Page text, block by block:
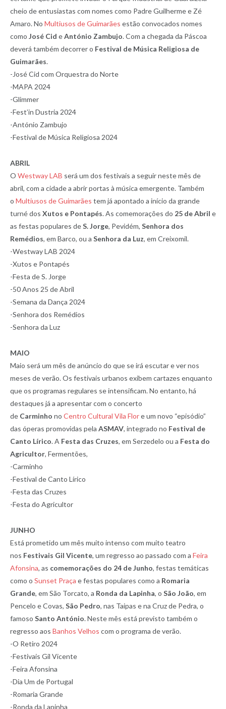
cheio de entusiastas com nomes como Padre Guilherme e Zé
Amaro. No Multiusos de Guimarães estão convocados nomes
como José Cid eAntónio Zambujo. Com a chegada da Páscoa
deverá também decorrer o Festival de Música Religiosa de
Guimarães.
-José Cid com Orquestra do Norte
-MAPA 2024
-Glimmer
-Fest’in Dustria 2024
-António Zambujo
-Festival de Música Religiosa 2024
ABRIL
O Westway LAB será um dos festivais a seguir neste mês de
abril, com a cidade a abrir portas à música emergente. Também
o Multiusos de Guimarães tem já apontado a início da grande
turné dos Xutos e Pontapés. As comemorações do 25 de Abril e
as festas populares deS. Jorge, Pevidém, Senhora dos
Remédios, em Barco, ou a Senhora da Luz, em Creixomil.
-Westway LAB 2024
-Xutos e Pontapés
-Festa de S. Jorge
-50 Anos 25 de Abril
-Semana da Dança 2024
-Senhora dos Remédios
-Senhora da Luz
MAIO
Maio será um mês de anúncio do que se irá escutar e ver nos
meses de verão. Os festivais urbanos exibem cartazes enquanto
que os programas regulares se intensificam. No entanto, há
destaques já a apresentar com o concerto
de Carminho no Centro Cultural Vila Flore um novo “episódio”
das óperas promovidas pela ASMAV, integrado no Festival de
Canto Lírico. A Festa das Cruzes, em Serzedelo ou a Festa do
Agricultor, Fermentões,
-Carminho
-Festival de Canto Lírico
-Festa das Cruzes
-Festa do Agricultor
JUNHO
Está prometido um mês muito intenso com muito teatro
nos Festivais Gil Vicente, um regresso ao passado com a Feira
Afonsina, as comemorações do 24 de Junho, festas temáticas
como o Sunset Praça e festas populares como a Romaria
Grande, em São Torcato, a Ronda da Lapinha, o São João, em
Pencelo e Covas, São Pedro, nas Taipas e na Cruz de Pedra, o
famoso Santo António. Neste mês está previsto também o
regresso aos Banhos Velhos com o programa de verão.
-O Retiro 2024
-Festivais Gil Vicente
-Feira Afonsina
-Dia Um de Portugal
-Romaria Grande
-Ronda da Lapinha